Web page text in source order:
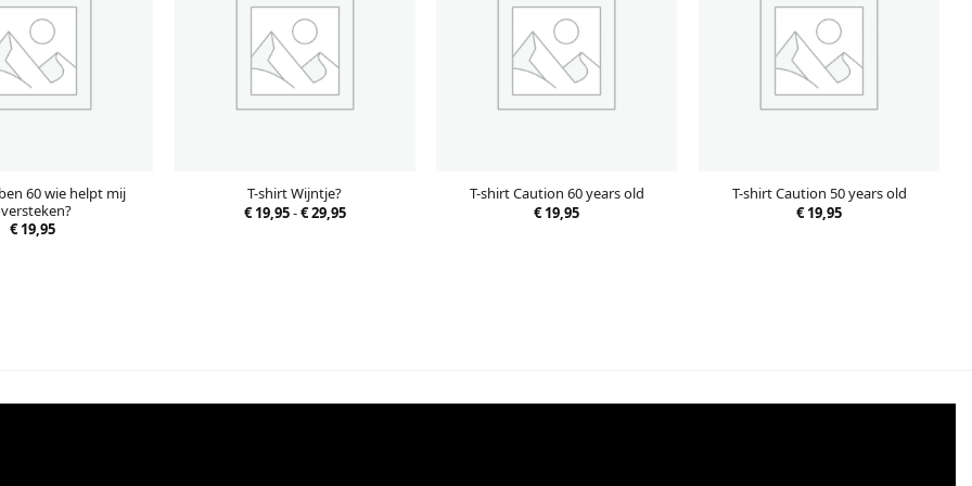
60 wie helpt mij
€19,95
T-shirt Wijntje?
€19,95-€29,95Prijsklasse:
€ 19,95
T-shirt Caution 60 years old
€19,95
T-shirt Caution 50 years old
€19,95